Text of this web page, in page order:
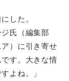
した。
氏（編集部
）に引き寄せ
す。大きな情
よね。」